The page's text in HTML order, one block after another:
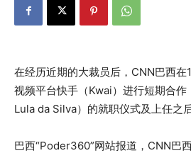
在经历近期的大裁员后，CNN巴西
视频平台快手（Kwai）进行短期合
Lula da Silva）的就职仪式及上任之
巴西“Poder360”网站报道，CNN巴